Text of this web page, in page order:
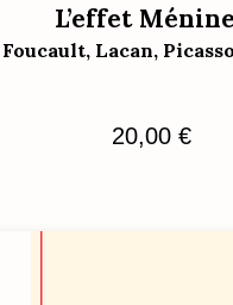
L’effet
Foucault, Lacan,
20,00 €